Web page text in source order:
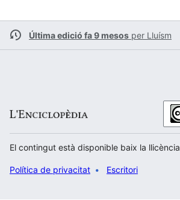
Última edició fa 9 mesos per Lluísm
El contingut està disponible baix la llicència
Política de privacitat Escritori